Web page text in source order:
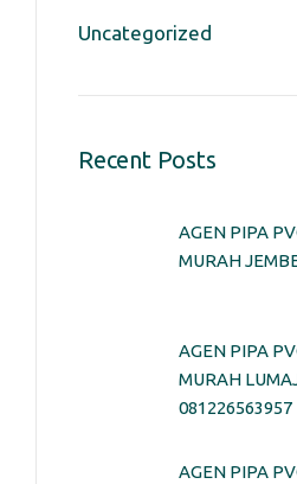
Uncategorized
Recent Posts
AGEN PIPA
MURAH
AGEN PIPA
MURAH
081226563957
AGEN PIPA